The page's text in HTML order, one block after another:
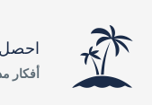
احصل
أفكار